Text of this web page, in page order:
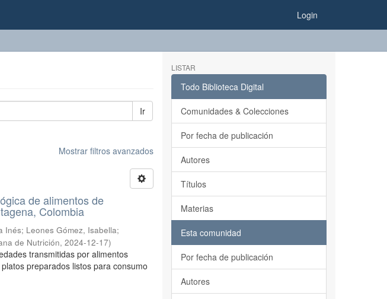
Login
Ir
Mostrar filtros avanzados
de alimentos de
Colombia
Inés; Leones Gómez, Isabella;
de Nutrición,2024-12-17)
transmitidas por alimentos
preparados listos para consumo
LISTAR
Todo Biblioteca Digital
Comunidades & Colecciones
Por fecha de publicación
Autores
Títulos
Materias
Esta comunidad
Por fecha de publicación
Autores